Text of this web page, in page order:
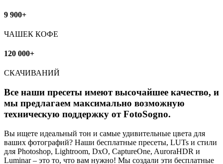
9 900+
ЧАШЕК КОФЕ
120 000+
СКАЧИВАНИЙ
Все наши пресеты имеют высочайшее качество, и
мы предлагаем максимально возможную
техническую поддержку отFotoSogno.
Вы ищете идеальный тон и самые удивительные цвета для
ваших фотографий? Наши бесплатные пресеты, LUTs и стили
для Photoshop, Lightroom, DxO, CaptureOne, AuroraHDR и
Luminar – это то, что вам нужно! Мы создали эти бесплатные